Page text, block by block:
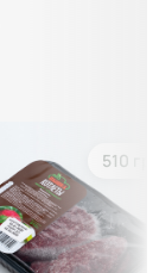
510 гр